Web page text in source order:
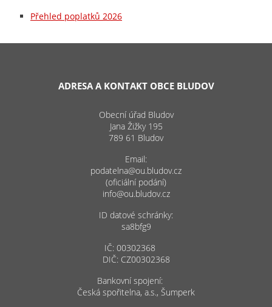
Přehled poplatků 2026
ADRESA A KONTAKT OBCE BLUDOV
Obecní úřad Bludov
Jana Žižky 195
789 61 Bludov
Email:
podatelna@ou.bludov.cz
(oficiální podání)
info@ou.bludov.cz
ID datové schránky:
sa8bfg9
IČ: 00302368
DIČ: CZ00302368
Bankovní spojení:
Česká spořitelna, a.s., Šumperk